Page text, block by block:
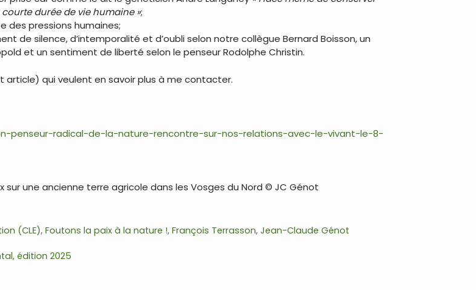
durée de vie humaine »;
des pressions humaines;
de silence, d’intemporalité et d’oubli selon notre collègue Bernard Boisson, un
et un sentiment de liberté selon le penseur Rodolphe Christin.
article) qui veulent en savoir plus à me contacter.
penseur-radical-de-la-nature-rencontre-sur-nos-relations-avec-le-vivant-le-8-
une ancienne terre agricole dans les Vosges du Nord © JC Génot
(CLE),Foutons la paix à la nature !,François Terrasson,Jean-Claude Génot
édition 2025